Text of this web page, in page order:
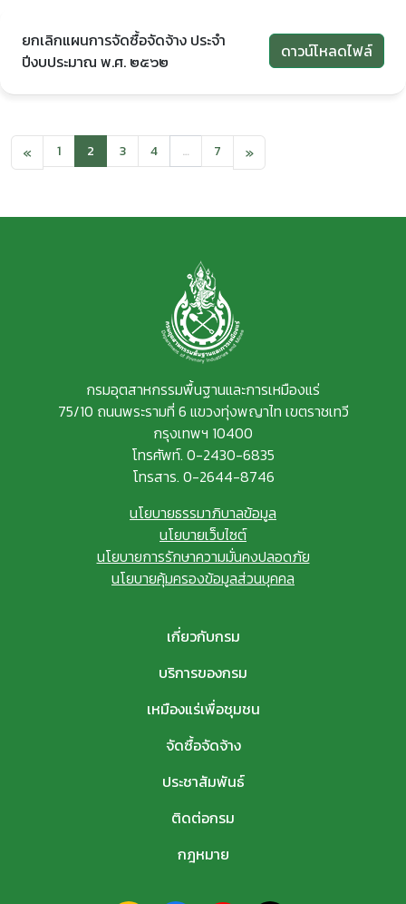
ยกเลิกแผนการจัดซื้อจัดจ้าง ประจำ
ปีงบประมาณ พ.ศ. ๒๕๖๒
ดาวน์โหลดไฟล์
« 1 2 3 4 … 7 »
กรมอุตสาหกรรมพื้นฐานและการเหมืองแร่
75/10 ถนนพระรามที่ 6 แขวงทุ่งพญาไท เขตราชเทวี
กรุงเทพฯ 10400
โทรศัพท์. 0-2430-6835
โทรสาร. 0-2644-8746
นโยบายธรรมาภิบาลข้อมูล
นโยบายเว็บไซต์
นโยบายการรักษาความมั่นคงปลอดภัย
นโยบายคุ้มครองข้อมูลส่วนบุคคล
เกี่ยวกับกรม
บริการของกรม
เหมืองแร่เพื่อชุมชน
จัดซื้อจัดจ้าง
ประชาสัมพันธ์
ติดต่อกรม
กฎหมาย